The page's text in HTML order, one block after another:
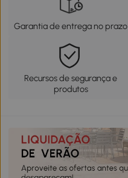
Garantia de entrega no prazo
Recursos de segurança e
produtos